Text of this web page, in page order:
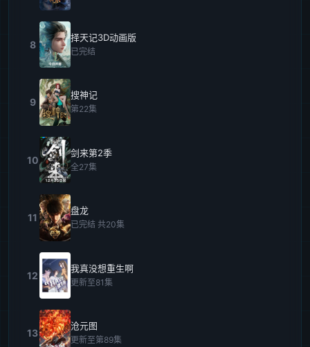
8
择天记3D动画版
已完结
9
搜神记
第22集
10
剑来第2季
全27集
11
盘龙
已完结 共20集
12
我真没想重生啊
更新至81集
13
沧元图
更新至第89集